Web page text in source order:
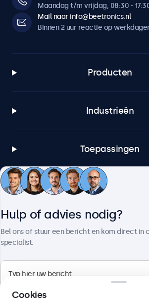
Maandag t/m vrijdag, 08:30 -
Mail naar info@beetronics.nl
Binnen 2 uur reactie op
Producten
Industrieën
Toepassingen
Klantenservice
Hulp of advies nodig?
Bel ons of stuur een bericht en kom direct in
specialist.
Cookies